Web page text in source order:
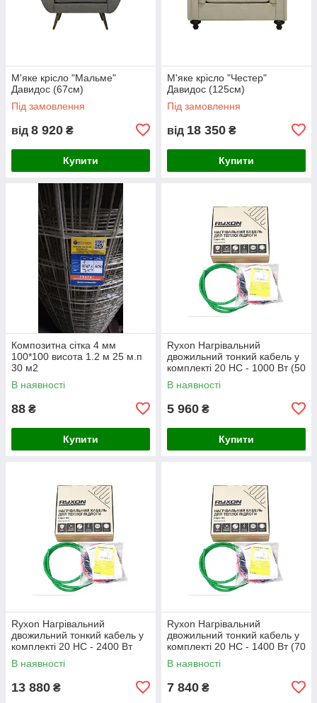
М'яке крісло "Мальме"
Давидос (67см)
Під замовлення
від 8 920 ₴
Купити
М'яке крісло "Честер"
Давидос (125см)
Під замовлення
від 18 350 ₴
Купити
Композитна сітка 4 мм
100*100 висота 1.2 м 25 м.п
30 м2
В наявності
88 ₴
Купити
Ryxon Нагрівальний
двожильний тонкий кабель у
комплекті 20 HC - 1000 Вт (50
м)
В наявності
5 960 ₴
Купити
Ryxon Нагрівальний
двожильний тонкий кабель у
комплекті 20 HC - 2400 Вт
(120 м)
В наявності
13 880 ₴
Ryxon Нагрівальний
двожильний тонкий кабель у
комплекті 20 HC - 1400 Вт (70
м)
В наявності
7 840 ₴